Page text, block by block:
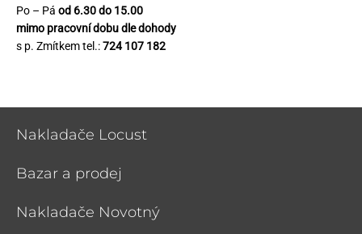
Po – Pá od 6.30 do 15.00
mimo pracovní dobu dle dohody
s p. Zmítkem tel.:724 107 182
Nakladače Locust
Bazar a prodej
Nakladače Novotný